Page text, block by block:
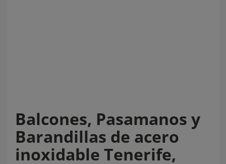
Balcones, Pasamanos y
Barandillas de acero
inoxidable Tenerife,